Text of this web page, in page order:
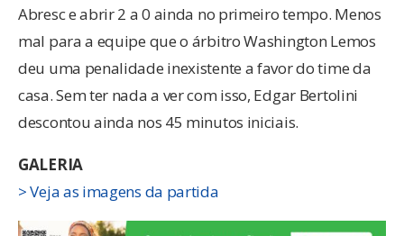
Abresc e abrir 2 a 0 ainda no primeiro tempo. Menos
mal para a equipe que o árbitro Washington Lemos
deu uma penalidade inexistente a favor do time da
casa. Sem ter nada a ver com isso, Edgar Bertolini
descontou ainda nos 45 minutos iniciais.
GALERIA
> Veja as imagens da partida